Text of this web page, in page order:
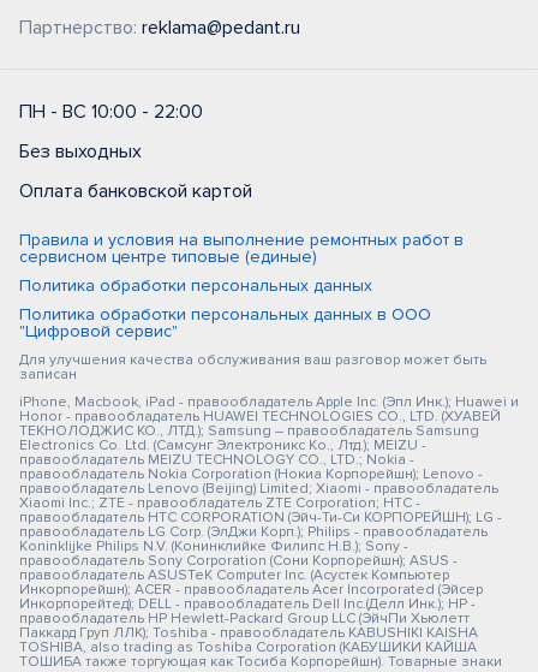
Партнерство: reklama@pedant.ru
ПН - ВС 10:00 - 22:00
Без выходных
Оплата банковской картой
Правила и условия на выполнение ремонтных работ в
сервисном центре типовые (единые)
Политика обработки персональных данных
Политика обработки персональных данных в ООО
"Цифровой сервис"
Для улучшения качества обслуживания ваш разговор может быть
записан
iPhone, Macbook, iPad - правообладатель Apple Inc. (Эпл Инк.); Huawei и
Honor - правообладатель HUAWEI TECHNOLOGIES CO., LTD. (ХУАВЕЙ
ТЕКНОЛОДЖИС КО., ЛТД.); Samsung – правообладатель Samsung
Electronics Co. Ltd. (Самсунг Электроникс Ко., Лтд.); MEIZU -
правообладатель MEIZU TECHNOLOGY CO., LTD.; Nokia -
правообладатель Nokia Corporation (Нокиа Корпорейшн); Lenovo -
правообладатель Lenovo (Beijing) Limited; Xiaomi - правообладатель
Xiaomi Inc.; ZTE - правообладатель ZTE Corporation; HTC -
правообладатель HTC CORPORATION (Эйч-Ти-Си КОРПОРЕЙШН); LG -
правообладатель LG Corp. (ЭлДжи Корп.); Philips - правообладатель
Koninklijke Philips N.V. (Конинклийке Филипс Н.В.); Sony -
правообладатель Sony Corporation (Сони Корпорейшн); ASUS -
правообладатель ASUSTeK Computer Inc. (Асустек Компьютер
Инкорпорейшн); ACER - правообладатель Acer Incorporated (Эйсер
Инкорпорейтед); DELL - правообладатель Dell Inc.(Делл Инк.); HP -
правообладатель HP Hewlett-Packard Group LLC (ЭйчПи Хьюлетт
Паккард Груп ЛЛК); Toshiba - правообладатель KABUSHIKI KAISHA
TOSHIBA, also trading as Toshiba Corporation (КАБУШИКИ КАЙША
ТОШИБА также торгующая как Тосиба Корпорейшн). Товарные знаки